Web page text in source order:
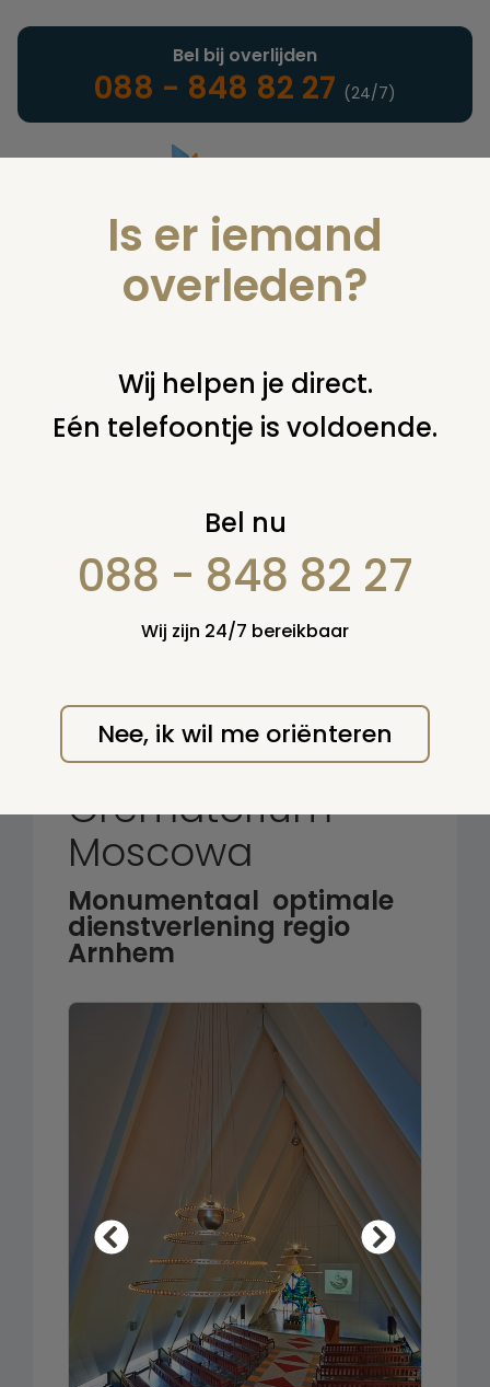
Landelijke uitvaartonderneming
Bel bij overlijden
088 - 848 82 27 (24/7)
Vind een onderneming of
instelling
Zoeken
Terug naar overzicht
Begraafplaats &
Crematorium
Moscowa
Monumentaal  optimale
dienstverlening regio
Arnhem
Is er iemand
overleden?
Wij helpen je direct.
Eén telefoontje is voldoende.
Bel nu
088 - 848 82 27
Wij zijn 24/7 bereikbaar
Nee, ik wil me oriënteren